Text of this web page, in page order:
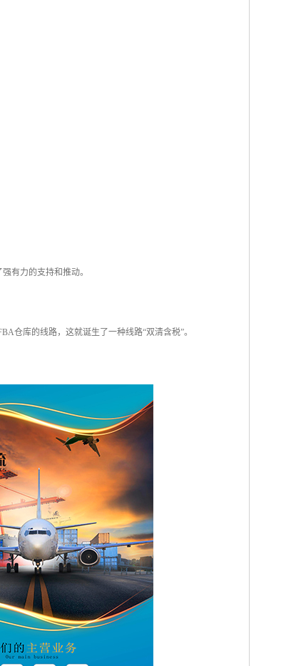
有力的支持和推动。
仓库的线路，这就诞生了一种线路“双清含税”。